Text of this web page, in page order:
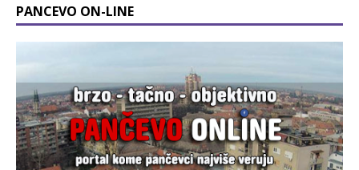
PANCEVO ON-LINE